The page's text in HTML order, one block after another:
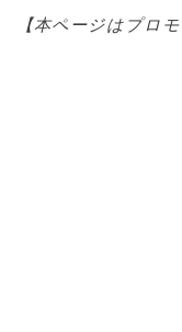
【本ページはプロモ